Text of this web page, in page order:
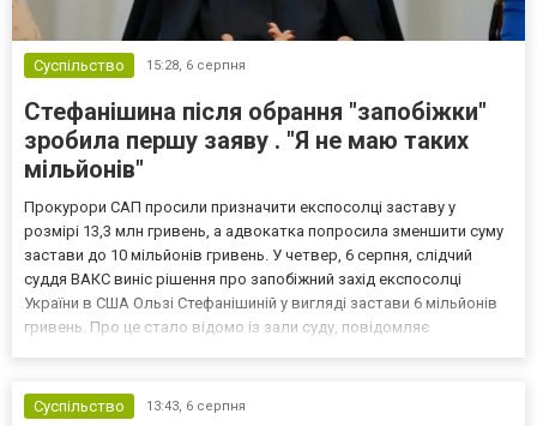
Суспільство 15:28, 6 серпня
Стефанішина після обрання "запобіжки"
зробила першу заяву . "Я не маю таких
мільйонів"
Прокурори САП просили призначити експосолці заставу у
розмірі 13,3 млн гривень, а адвокатка попросила зменшити суму
застави до 10 мільйонів гривень. У четвер, 6 серпня, слідчий
суддя ВАКС виніс рішення про запобіжний захід експосолці
України в США Ользі Стефанішиній у вигляді застави 6 мільйонів
гривень. Про це стало відомо із зали суду, повідомляє
Суспільство
13:43, 6 серпня